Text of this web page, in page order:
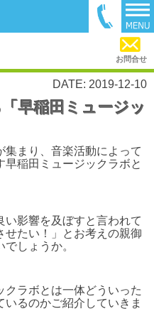
お問合せ
DATE: 2019-12-10
早稲田ミュージッ
集まり、音楽活動によって
稲田ミュージックラボと
影響を及ぼすと言われて
せたい！」とお考えの親御
しょうか。
クラボとは一体どういった
るのかご紹介していきま